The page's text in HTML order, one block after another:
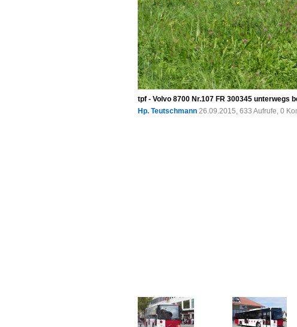
tpf - Volvo 8700 Nr.107 FR 300345 unterwegs
Hp. Teutschmann 26.09.2015, 633 Aufrufe, 0